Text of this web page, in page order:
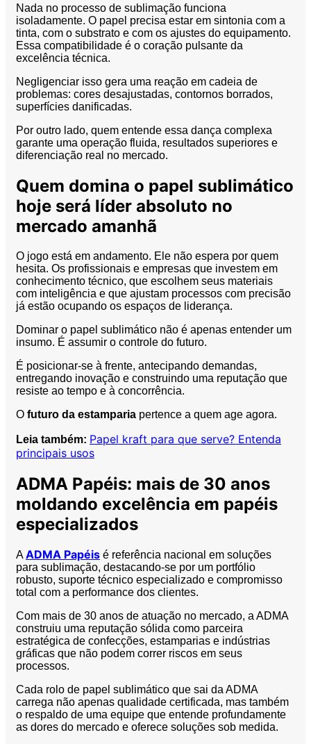
Nada no processo de sublimação funciona
isoladamente. O papel precisa estar em sintonia com a
tinta, com o substrato e com os ajustes do equipamento.
Essa compatibilidade é o coração pulsante da
excelência técnica.
Negligenciar isso gera uma reação em cadeia de
problemas: cores desajustadas, contornos borrados,
superfícies danificadas.
Por outro lado, quem entende essa dança complexa
garante uma operação fluida, resultados superiores e
diferenciação real no mercado.
Quem domina o papel sublimático
hoje será líder absoluto no
mercado amanhã
O jogo está em andamento. Ele não espera por quem
hesita. Os profissionais e empresas que investem em
conhecimento técnico, que escolhem seus materiais
com inteligência e que ajustam processos com precisão
já estão ocupando os espaços de liderança.
Dominar o papel sublimático não é apenas entender um
insumo. É assumir o controle do futuro.
É posicionar-se à frente, antecipando demandas,
entregando inovação e construindo uma reputação que
resiste ao tempo e à concorrência.
O futuro da estamparia pertence a quem age agora.
Leia também: Papel kraft para que serve? Entenda
principais usos
ADMA Papéis: mais de 30 anos
moldando excelência em papéis
especializados
AADMA Papéis é referência nacional em soluções
para sublimação, destacando-se por um portfólio
robusto, suporte técnico especializado e compromisso
total com a performance dos clientes.
Com mais de 30 anos de atuação no mercado, a ADMA
construiu uma reputação sólida como parceira
estratégica de confecções, estamparias e indústrias
gráficas que não podem correr riscos em seus
processos.
Cada rolo de papel sublimático que sai da ADMA
carrega não apenas qualidade certificada, mas também
o respaldo de uma equipe que entende profundamente
as dores do mercado e oferece soluções sob medida.